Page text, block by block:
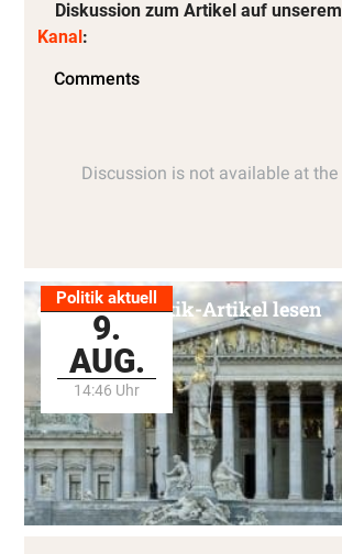
Diskussion zum Artikel auf unserem
Kanal :
Politik aktuell
9.
AUG.
14:46 Uhr
Alle Politik-Artikel lesen